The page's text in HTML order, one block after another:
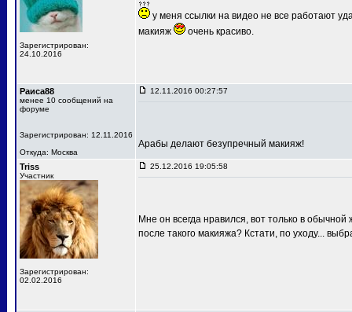
Зарегистрирован:
24.10.2016
у меня ссылки на видео не все работают
макияж
очень красиво.
Раиса88
менее 10 сообщений на
форуме
Зарегистрирован: 12.11.2016
Откуда: Москва
12.11.2016 00:27:57
Арабы делают безупречный макияж!
Triss
Участник
Зарегистрирован:
02.02.2016
25.12.2016 19:05:58
Мне он всегда нравился, вот только в
после такого макияжа? Кстати, по уходу...